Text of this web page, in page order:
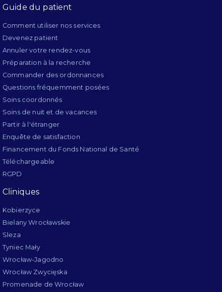
Guide du patient
Comment utiliser nos services
Devenez patient
Annuler votre rendez-vous
Préparation à la recherche
Commander des ordonnances
Questions fréquemment posées
Soins coordonnés
Soins de nuit et de vacances
Partir à l'étranger
Enquête de satisfaction
Financement du Fonds National de Santé
Téléchargeable
RGPD
Cliniques
Kobierzyce
Bielany Wrocławskie
Sleza
Tyniec Mały
Wrocław-Jagodno
Wrocław Zwycięska
Promenade de Wrocław